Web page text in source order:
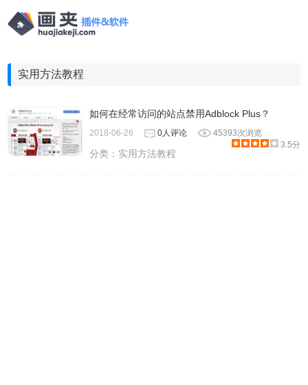
实用方法教程
如何在经常访问的站点禁用Adblock Plus？
2018-06-26 0人评论
45393次浏览
3.5分
分类： 实用方法教程